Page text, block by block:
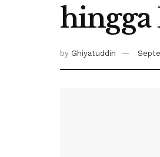
hingga
by Ghiyatuddin